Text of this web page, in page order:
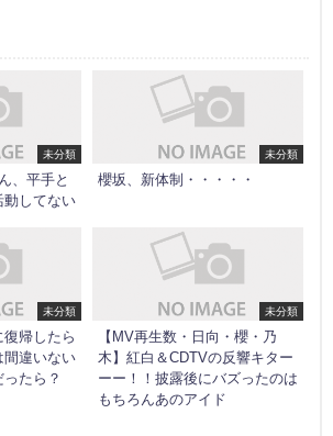
未分類
、平手と
動してない
未分類
櫻坂、新体制・・・・・
未分類
帰したら
間違いない
たら？
未分類
【MV再生数・日向・櫻・乃
木】紅白＆CDTVの反響キター
ーー！！披露後にバズったのは
もちろんあのアイド